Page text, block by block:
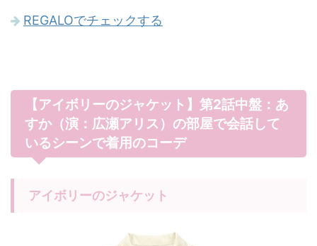
REGALOでチェックする
【アイボリーのジャケット】第2話中盤：あ
すか（演：広瀬アリス）の部屋で会話して
いるシーンで着用のコーデ
アイボリーのジャケット